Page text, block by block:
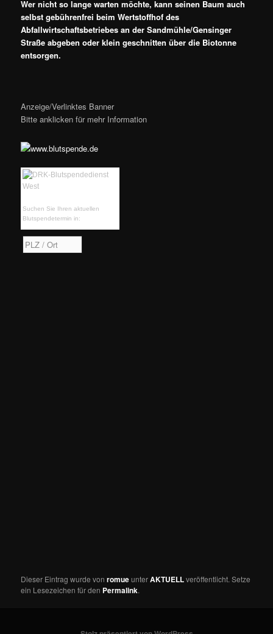
Wer nicht so lange warten möchte, kann seinen Baum auch
selbst gebührenfrei beim Wertstoffhof des
Abfallwirtschaftsbetriebes an der Sandmühle/Gensinger
Straße abgeben oder klein geschnitten über die Biotonne
entsorgen.
Anzeige/Verlinktes Banner
Bitte anklicken für mehr Information
Suchen Sie Ihren aktuellen
Blutspendetermin in:
Dieser Eintrag wurde vonromueunterAKTUELLveröffentlicht. Setze
ein Lesezeichen für den Permalink.